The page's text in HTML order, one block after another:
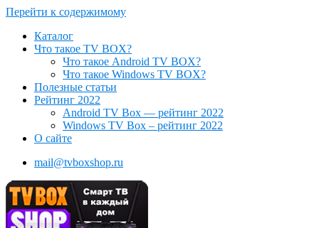
Перейти к содержимому
Каталог
Что такое TV BOX?
Что такое Android TV BOX?
Что такое Windows TV BOX?
Полезные статьи
Рейтинг 2022
Android TV Box — рейтинг 2022
Windows TV Box – рейтинг 2022
О сайте
mail@tvboxshop.ru